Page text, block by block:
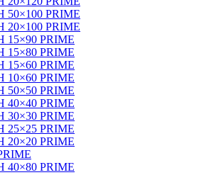
50×100 PRIME
20×100 PRIME
15×90 PRIME
15×80 PRIME
15×60 PRIME
10×60 PRIME
50×50 PRIME
40×40 PRIME
30×30 PRIME
25×25 PRIME
20×20 PRIME
40×80 PRIME